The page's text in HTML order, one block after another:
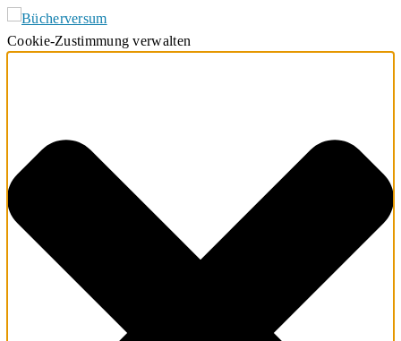
Cookie-Zustimmung verwalten